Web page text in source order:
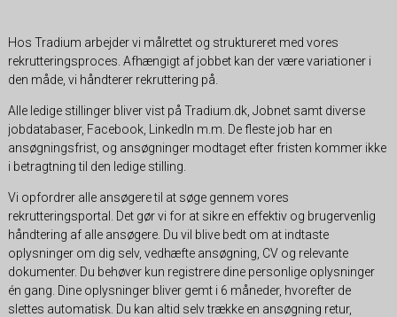
Hos Tradium arbejder vi målrettet og struktureret med vores
rekrutteringsproces. Afhængigt af jobbet kan der være variationer i
den måde, vi håndterer rekruttering på.
Alle ledige stillinger bliver vist på Tradium.dk, Jobnet samt diverse
jobdatabaser, Facebook, LinkedIn m.m. De fleste job har en
ansøgningsfrist, og ansøgninger modtaget efter fristen kommer ikke
i betragtning til den ledige stilling.
Vi opfordrer alle ansøgere til at søge gennem vores
rekrutteringsportal. Det gør vi for at sikre en effektiv og brugervenlig
håndtering af alle ansøgere. Du vil blive bedt om at indtaste
oplysninger om dig selv, vedhæfte ansøgning, CV og relevante
dokumenter. Du behøver kun registrere dine personlige oplysninger
én gang. Dine oplysninger bliver gemt i 6 måneder, hvorefter de
slettes automatisk. Du kan altid selv trække en ansøgning retur,